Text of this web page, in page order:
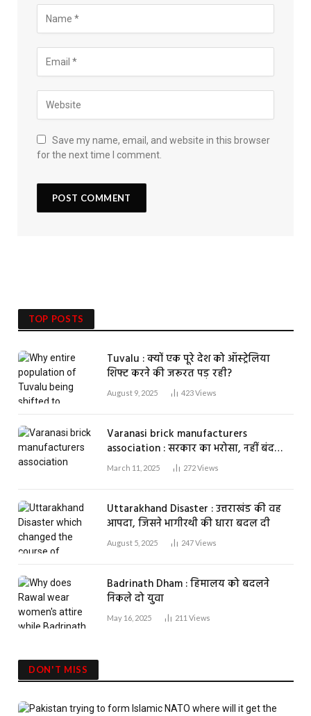
Save my name, email, and website in this browser
for the next time I comment.
TOP POSTS
Tuvalu : क्यों एक पूरे देश को ऑस्ट्रेलिया
शिफ्ट करने की जरूरत पड़ रही?
August 9, 2025 423Views
Varanasi brick manufacturers
association : सरकार का भरोसा, नहीं बंद
होगा एक भी ईंट भट्ठा
March 11, 2025 272Views
Uttarakhand Disaster : उत्तराखंड की वह
आपदा, जिसने भागीरथी की धारा बदल दी
August 5, 2025 247Views
Badrinath Dham : हिमालय को बदलने
निकले दो युवा
May 16, 2025 211 Views
DON'T MISS